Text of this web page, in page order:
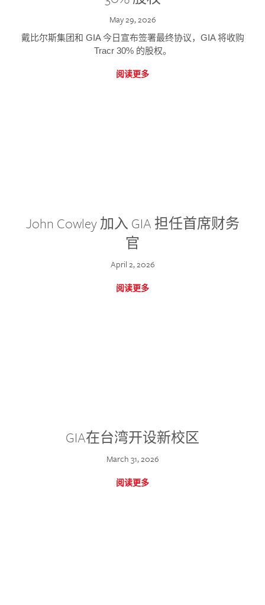
May 29, 2026
戴比尔斯集团和 GIA 今日宣布签署最终协议，GIA 将收购
Tracr 30% 的股权。
阅读更多
John Cowley 加入 GIA 担任首席财务
官
April 2, 2026
阅读更多
GIA在台湾开设新校区
March 31, 2026
阅读更多